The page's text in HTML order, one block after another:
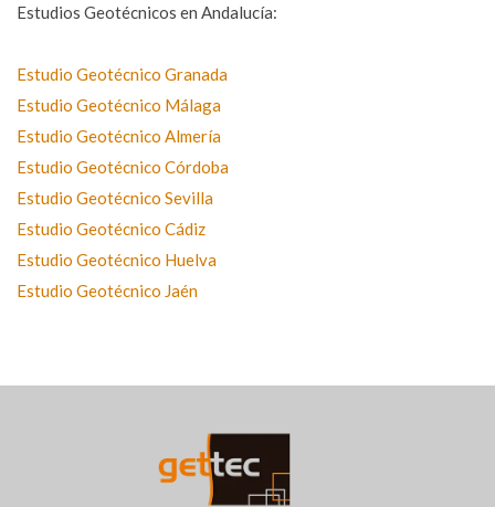
Estudios Geotécnicos en Andalucía:
Estudio Geotécnico Granada
Estudio Geotécnico Málaga
Estudio Geotécnico Almería
Estudio Geotécnico Córdoba
Estudio Geotécnico Sevilla
Estudio Geotécnico Cádiz
Estudio Geotécnico Huelva
Estudio Geotécnico Jaén